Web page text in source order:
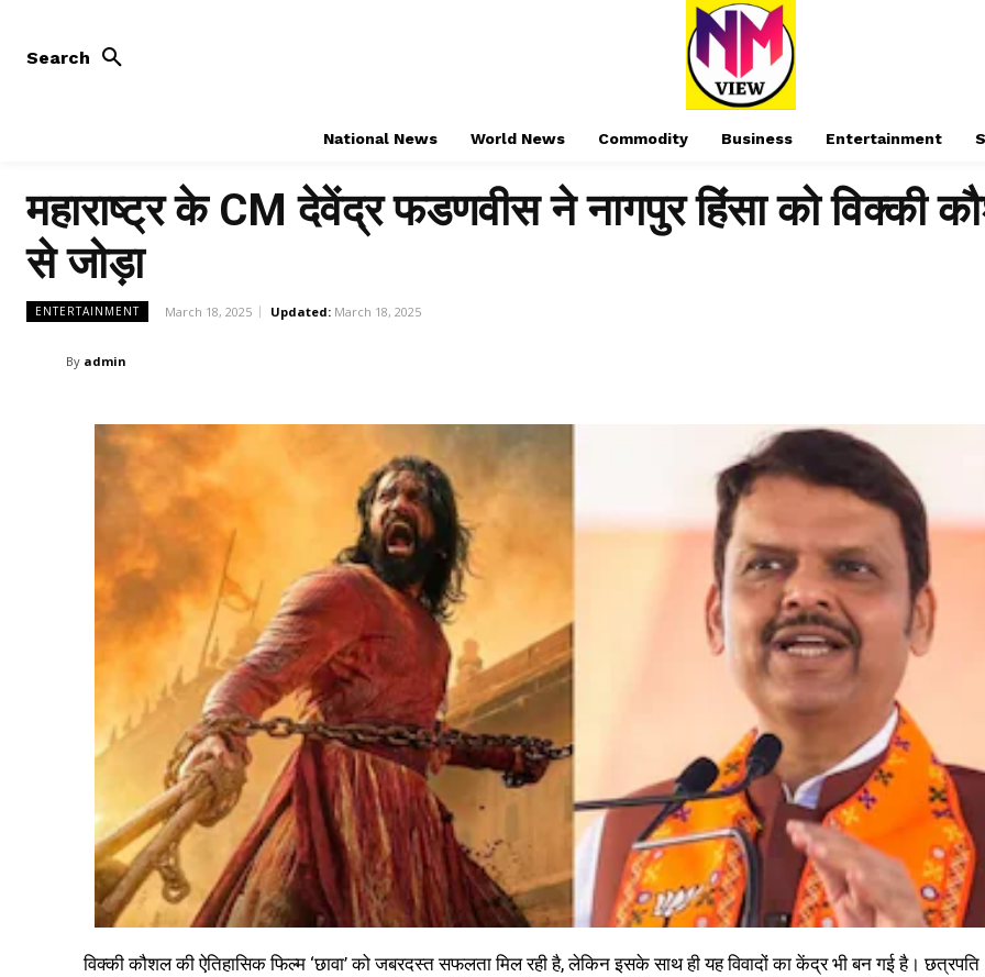
Search
National News World News Commodity Business Entertainment
महाराष्ट्र के CM देवेंद्र फडणवीस ने नागपुर हिंसा को विक्की
से जोड़ा
ENTERTAINMENT March 18, 2025 Updated: March 18, 2025
By admin
विक्की कौशल की ऐतिहासिक फिल्म ‘छावा’ को जबरदस्त सफलता मिल रही है, लेकिन इसके साथ ही यह विवादों का केंद्र भी बन गई है। छत्रपति